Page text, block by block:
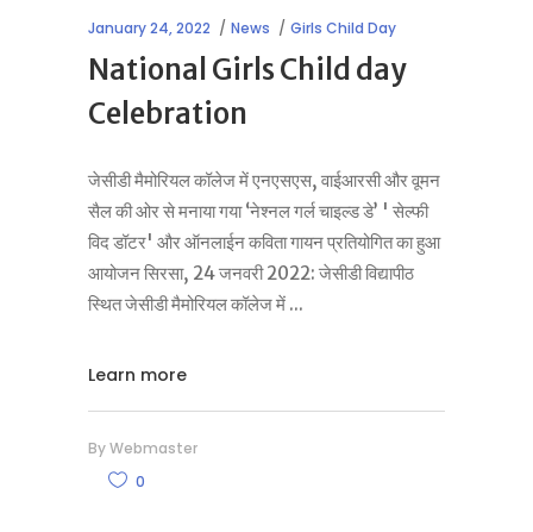
January 24, 2022 News Girls Child Day
National Girls Child day
Celebration
जेसीडी मैमोरियल कॉलेज में एनएसएस, वाईआरसी और वूमन
सैल की ओर से मनाया गया ‘नेश्नल गर्ल चाइल्ड डे’ ' सेल्फी
विद डॉटर' और ऑनलाईन कविता गायन प्रतियोगित का हुआ
आयोजन सिरसा, 24 जनवरी 2022: जेसीडी विद्यापीठ
स्थित जेसीडी मैमोरियल कॉलेज में
Learn more
ByWebmaster
0